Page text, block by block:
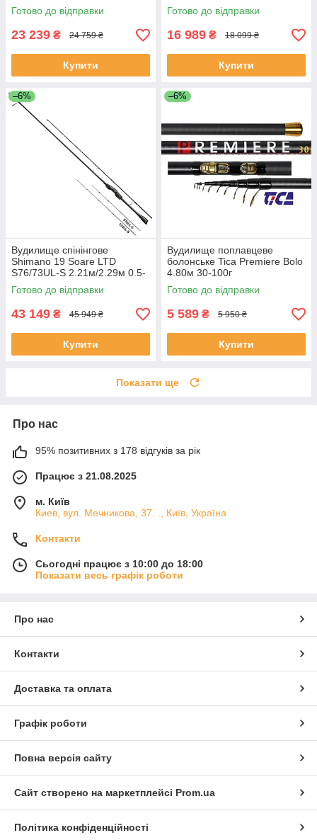
Готово до відправки
23 239 ₴ 24 759 ₴
Купити
Готово до відправки
16 989 ₴ 18 099 ₴
Купити
–6%
Вудилище спінінгове
Shimano 19 Soare LTD
S76/73UL-S 2.21м/2.29м 0.5-
12
Готово до відправки
43 149 ₴ 45 949 ₴
Купити
–6%
Вудилище поплавцеве
болонське Tica Premiere Bolo
4.80м 30-100г
Готово до відправки
5 589 ₴ 5 950 ₴
Купити
Показати ще
Про нас
95% позитивних з 178 відгуків за рік
Працює з 21.08.2025
м. Київ
Киев, вул. Мечникова, 37. ., Київ, Україна
Контакти
Сьогодні працює з 10:00 до 18:00
Показати весь графік роботи
Про нас
Контакти
Доставка та оплата
Графік роботи
Повна версія сайту
Сайт створено на маркетплейсі Prom.ua
Політика конфіденційності